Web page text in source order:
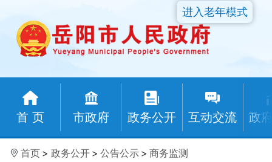
首 页 市政府 政务公开 互动交流 政
进入老年模式
首页 > 政务公开 > 公告公示 > 商务监测